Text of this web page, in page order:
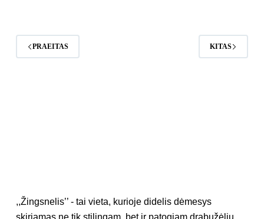
PRAEITAS KITAS
,,Žingsnelis’’ - tai vieta, kurioje didelis dėmesys